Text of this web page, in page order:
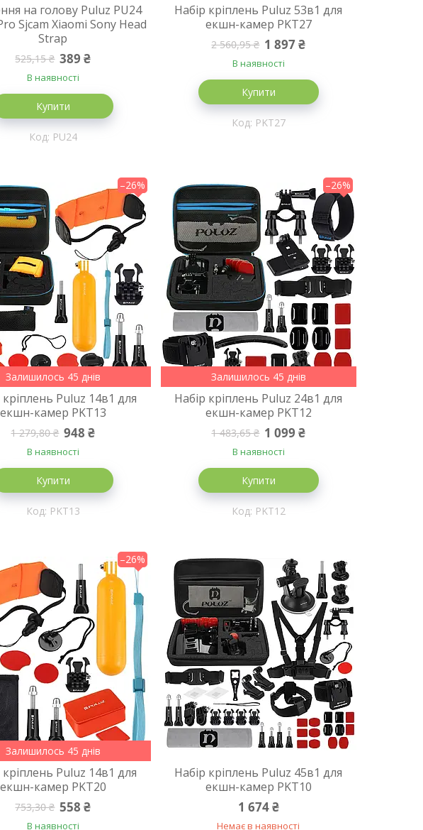
на голову Puluz PU24
Sjcam Xiaomi Sony Head
Strap
525,15 ₴ 389 ₴
В наявності
Купити
PU24
Набір кріплень Puluz 53в1 для
екшн-камер PKT27
2 560,95 ₴ 1 897 ₴
В наявності
Купити
PKT27
–26%
Залишилось 45 днів
кріплень Puluz 14в1 для
екшн-камер PKT13
1 279,80 ₴ 948 ₴
В наявності
Купити
PKT13
–26%
Залишилось 45 днів
Набір кріплень Puluz 24в1 для
екшн-камер PKT12
1 483,65 ₴ 1 099 ₴
В наявності
Купити
PKT12
–26%
Залишилось 45 днів
кріплень Puluz 14в1 для
екшн-камер PKT20
753,30 ₴ 558 ₴
В наявності
Набір кріплень Puluz 45в1 для
екшн-камер PKT10
1 674 ₴
Немає в наявності